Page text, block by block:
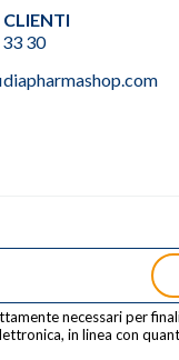
30
necessari per
in linea con